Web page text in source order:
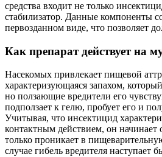
средства входит не только
стабилизатор. Данные компоненты
первозданном виде, что позволяет
Как препарат действует на
Насекомых привлекает пищевой
характеризующаяся запахом,
но ползающие вредители его
подползает к гелю, пробует его и
Учитывая, что инсектицид
контактным действием, он начинает
только проникает в
случае гибель вредителя наступает